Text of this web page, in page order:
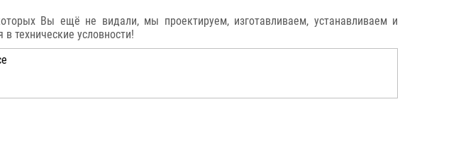
Вы ещё не видали, мы проектируем, изготавливаем, устанавливаем и
технические условности!